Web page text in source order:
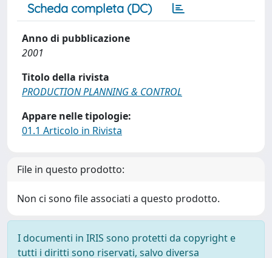
Scheda completa (DC)
Anno di pubblicazione
2001
Titolo della rivista
PRODUCTION PLANNING & CONTROL
Appare nelle tipologie:
01.1 Articolo in Rivista
File in questo prodotto:
Non ci sono file associati a questo prodotto.
I documenti in IRIS sono protetti da copyright e
tutti i diritti sono riservati, salvo diversa